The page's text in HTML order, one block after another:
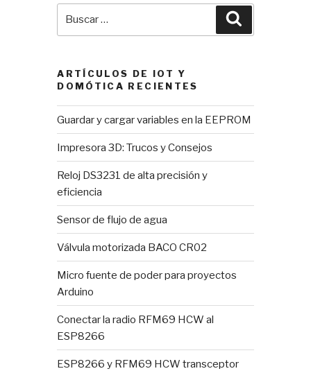
ARTÍCULOS DE IOT Y
DOMÓTICA RECIENTES
Guardar y cargar variables en la EEPROM
Impresora 3D: Trucos y Consejos
Reloj DS3231 de alta precisión y
eficiencia
Sensor de flujo de agua
Válvula motorizada BACO CR02
Micro fuente de poder para proyectos
Arduino
Conectar la radio RFM69 HCW al
ESP8266
ESP8266 y RFM69 HCW transceptor